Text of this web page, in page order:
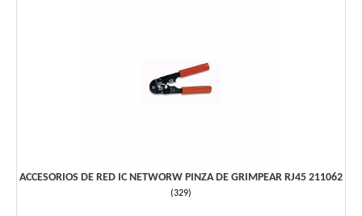
ACCESORIOS DE RED IC NETWORW PINZA DE GRIMPEAR RJ45 211062
(329)